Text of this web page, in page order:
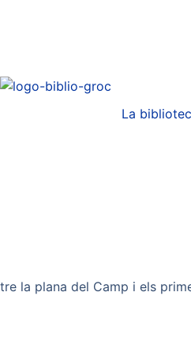
La
la plana del Camp i els